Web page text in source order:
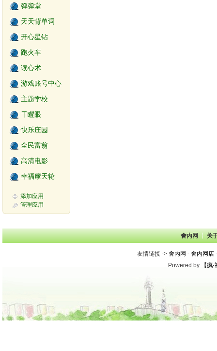
弹弹堂
天天背单词
开心星钻
跑火车
读心术
游戏账号中心
主题学校
干瞪眼
快乐庄园
全民富翁
高清电影
幸福摩天轮
添加应用
管理应用
舍内网┊ 关
友情链接 -> 舍内网 - 舍内网店
Powered by
【疯